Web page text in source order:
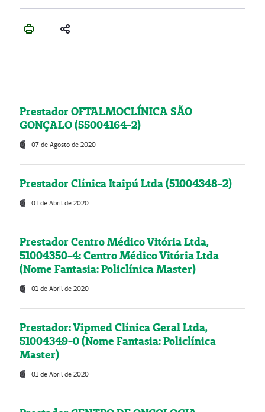
Prestador OFTALMOCLÍNICA SÃO
GONÇALO (55004164-2)
07 de Agosto de 2020
Prestador Clínica Itaipú Ltda (51004348-2)
01 de Abril de 2020
Prestador Centro Médico Vitória Ltda,
51004350-4: Centro Médico Vitória Ltda
(Nome Fantasia: Policlínica Master)
01 de Abril de 2020
Prestador: Vipmed Clínica Geral Ltda,
51004349-0 (Nome Fantasia: Policlínica
Master)
01 de Abril de 2020